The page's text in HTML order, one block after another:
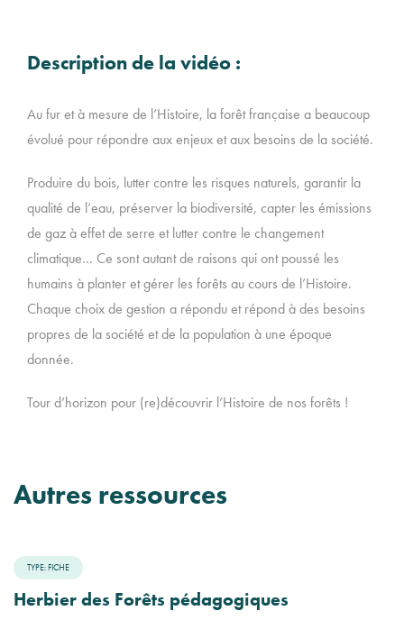
Description de la vidéo :
Au fur et à mesure de l’Histoire, la forêt française a beaucoup
évolué pour répondre aux enjeux et aux besoins de la société.
Produire du bois, lutter contre les risques naturels, garantir la
qualité de l’eau, préserver la biodiversité, capter les émissions
de gaz à effet de serre et lutter contre le changement
climatique… Ce sont autant de raisons qui ont poussé les
humains à planter et gérer les forêts au cours de l’Histoire.
Chaque choix de gestion a répondu et répond à des besoins
propres de la société et de la population à une époque
donnée.
Tour d’horizon pour (re)découvrir l’Histoire de nos forêts !
Autres ressources
TYPE: FICHE
Herbier des Forêts pédagogiques